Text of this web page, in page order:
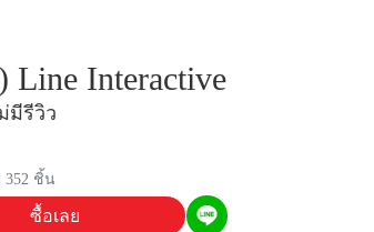
Interactive
มีรีวิว
352 ชิ้น
ซื้อเลย